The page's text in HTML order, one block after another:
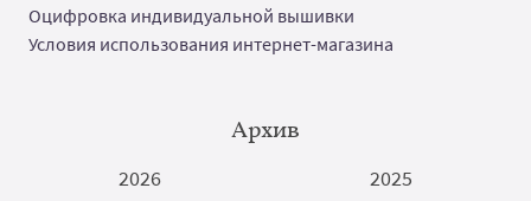
Оцифровка индивидуальной вышивки
Условия использования интернет-магазина
Архив
2026
2025